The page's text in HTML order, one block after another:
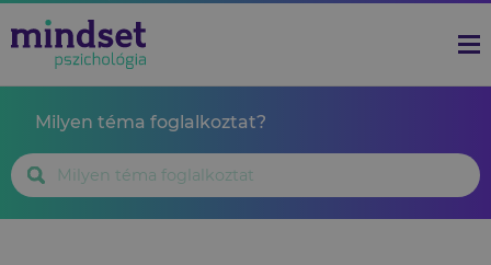
Milyen téma foglalkoztat?